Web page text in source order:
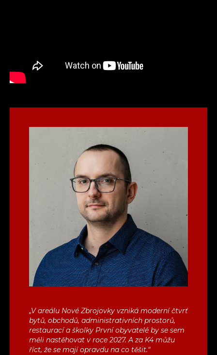
„V areálu Nové Zbrojovky vzniká moderní čtvrť
bytů, obchodů, administrativních prostorů,
restaurací a školky První obyvatelé by se sem
měli nastěhovat v roce 2027. A za K4 můžu
říct, že se mají opravdu na co těšit.“